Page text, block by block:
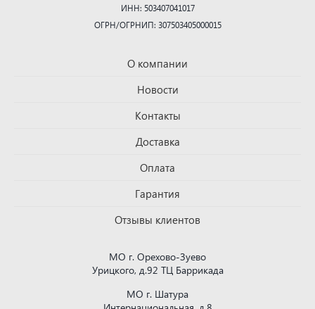
ИНН: 503407041017
ОГРН/ОГРНИП: 307503405000015
О компании
Новости
Контакты
Доставка
Оплата
Гарантия
Отзывы клиентов
МО г. Орехово-Зуево
Урицкого, д.92 ТЦ Баррикада
МО г. Шатура